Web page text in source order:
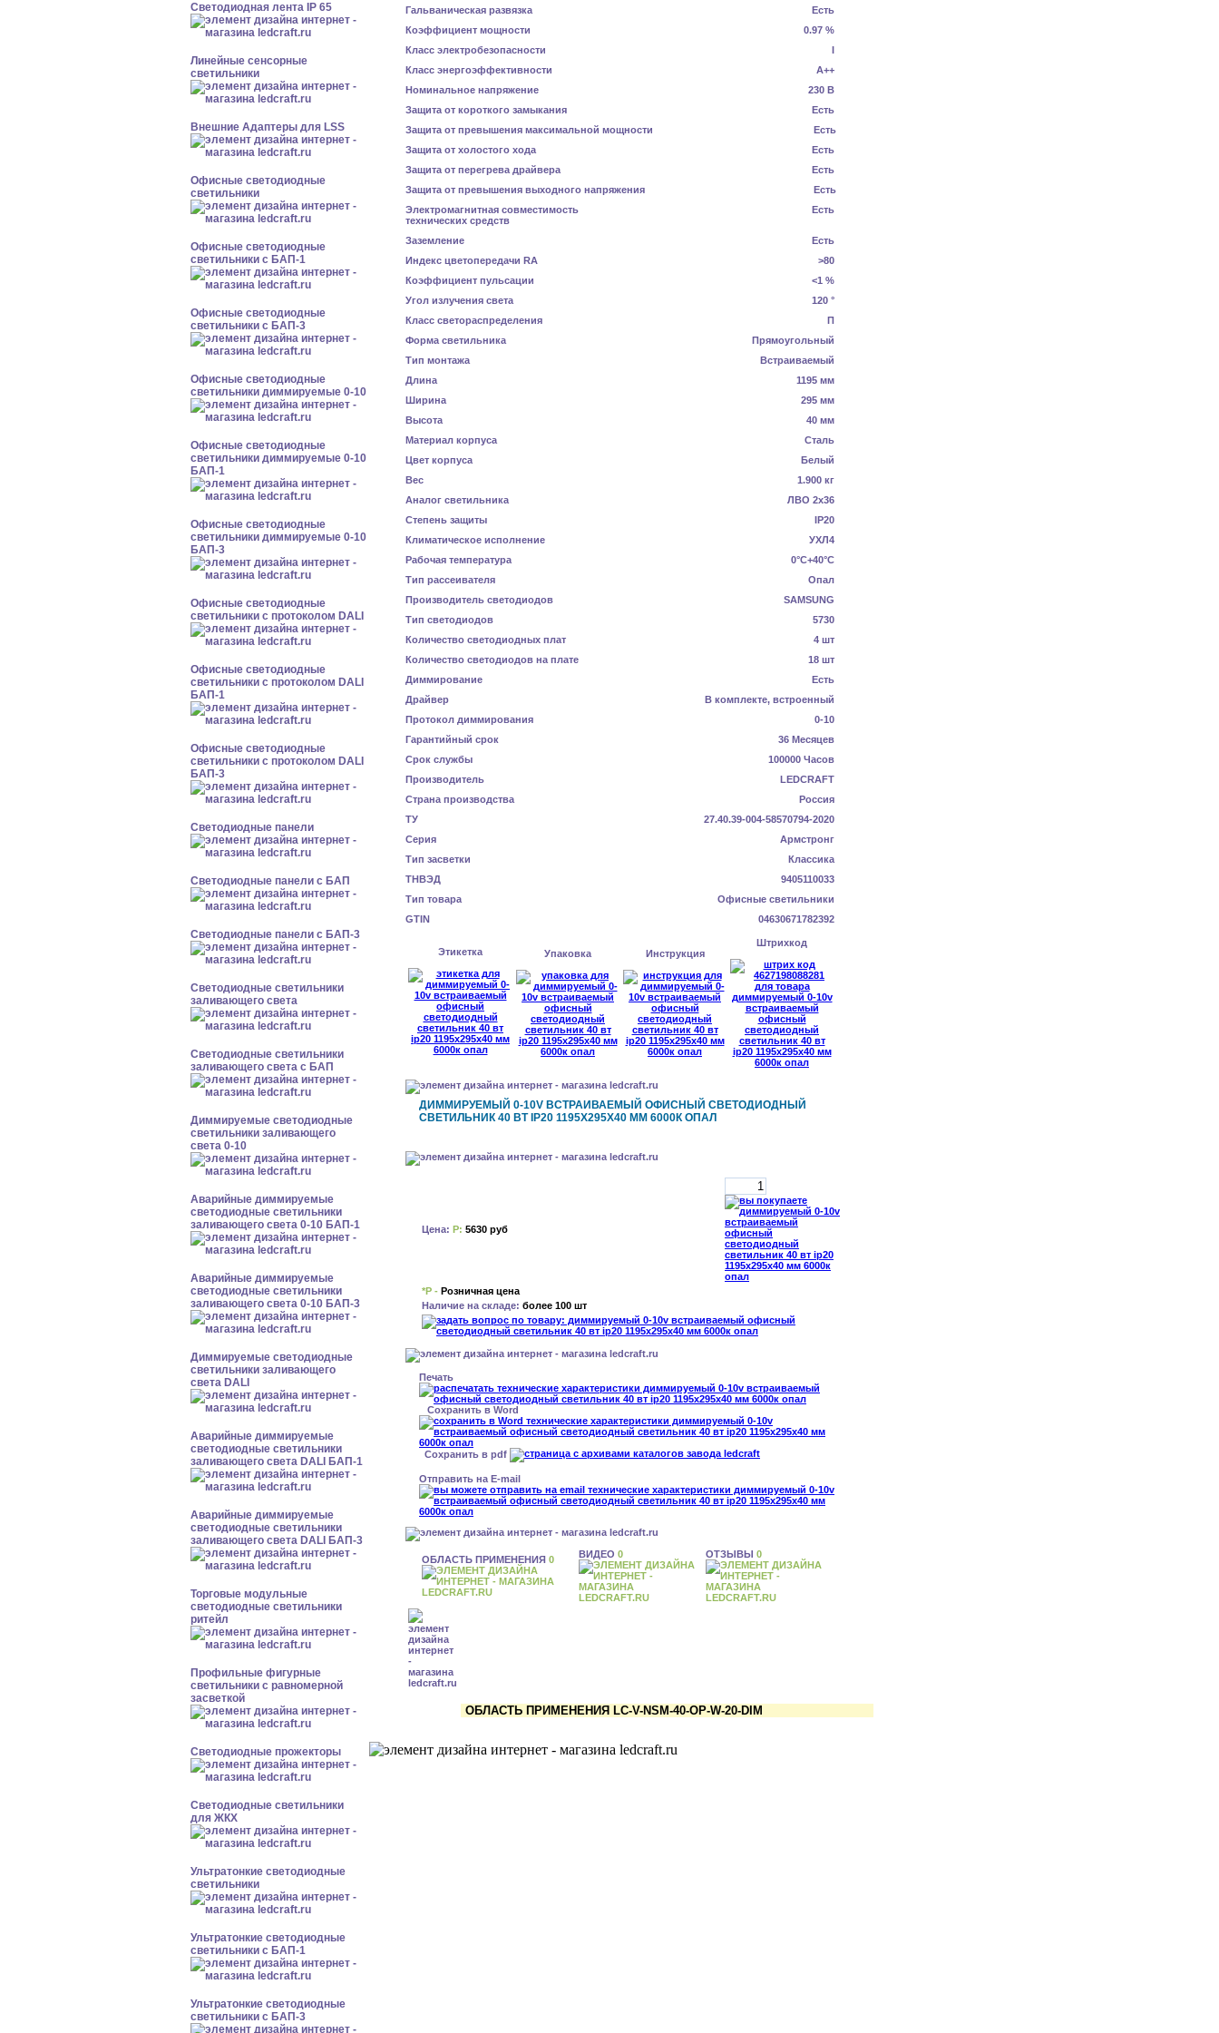
Светодиодная лента IP 65
Линейные сенсорные
светильники
Внешние Адаптеры для LSS
Офисные светодиодные
светильники
Офисные светодиодные
светильники с БАП-1
Офисные светодиодные
светильники с БАП-3
Офисные светодиодные
светильники диммируемые 0-10
Офисные светодиодные
светильники диммируемые 0-10
БАП-1
Офисные светодиодные
светильники диммируемые 0-10
БАП-3
Офисные светодиодные
светильники с протоколом DALI
Офисные светодиодные
светильники с протоколом DALI
БАП-1
Офисные светодиодные
светильники с протоколом DALI
БАП-3
Cветодиодные панели
Cветодиодные панели с БАП
Cветодиодные панели с БАП-3
Светодиодные светильники
заливающего света
Светодиодные светильники
заливающего света с БАП
Диммируемые светодиодные
светильники заливающего
света 0-10
Аварийные диммируемые
светодиодные светильники
заливающего света 0-10 БАП-1
Аварийные диммируемые
светодиодные светильники
заливающего света 0-10 БАП-3
Диммируемые светодиодные
светильники заливающего
света DALI
Аварийные диммируемые
светодиодные светильники
заливающего света DALI БАП-1
Аварийные диммируемые
светодиодные светильники
заливающего света DALI БАП-3
Торговые модульные
светодиодные светильники
ритейл
Профильные фигурные
светильники с равномерной
засветкой
Светодиодные прожекторы
Светодиодные светильники
для ЖКХ
Ультратонкие светодиодные
светильники
Ультратонкие светодиодные
светильники с БАП-1
Ультратонкие светодиодные
светильники с БАП-3
Гальваническая развязка
Есть
Коэффициент мощности
0.97 %
Класс электробезопасности
I
Класс энергоэффективности
А++
Номинальное напряжение
230 В
Защита от короткого замыкания
Есть
Защита от превышения максимальной мощности
Есть
Защита от холостого хода
Есть
Защита от перегрева драйвера
Есть
Защита от превышения выходного напряжения
Есть
Электромагнитная совместимость
технических средств
Есть
Заземление
Есть
Индекс цветопередачи RA
>80
Коэффициент пульсации
<1 %
Угол излучения света
120 °
Класс светораспределения
П
Форма светильника
Прямоугольный
Тип монтажа
Встраиваемый
Длина
1195 мм
Ширина
295 мм
Высота
40 мм
Материал корпуса
Сталь
Цвет корпуса
Белый
Вес
1.900 кг
Аналог светильника
ЛВО 2x36
Степень защиты
IP20
Климатическое исполнение
УХЛ4
Рабочая температура
0°C+40°C
Тип рассеивателя
Опал
Производитель светодиодов
SAMSUNG
Тип светодиодов
5730
Количество светодиодных плат
4 шт
Количество светодиодов на плате
18 шт
Диммирование
Есть
Драйвер
В комплекте, встроенный
Протокол диммирования
0-10
Гарантийный срок
36 Месяцев
Срок службы
100000 Часов
Производитель
LEDCRAFT
Страна производства
Россия
ТУ
27.40.39-004-58570794-2020
Серия
Армстронг
Тип засветки
Классика
ТНВЭД
9405110033
Тип товара
Офисные светильники
GTIN
04630671782392
Этикетка Упаковка Инструкция
Штрихкод
ДИММИРУЕМЫЙ 0-10V ВСТРАИВАЕМЫЙ ОФИСНЫЙ СВЕТОДИОДНЫЙ
СВЕТИЛЬНИК 40 ВТ IP20 1195X295X40 ММ 6000К ОПАЛ
Цена: Р: 5630 руб
*Р - Розничная цена
Наличие на складе: более 100 шт
Печать
Сохранить в Word
Сохранить в pdf
Отправить на E-mail
ОБЛАСТЬ ПРИМЕНЕНИЯ 0 ВИДЕО 0 ОТЗЫВЫ 0
ОБЛАСТЬ ПРИМЕНЕНИЯ LC-V-NSM-40-OP-W-20-DIM